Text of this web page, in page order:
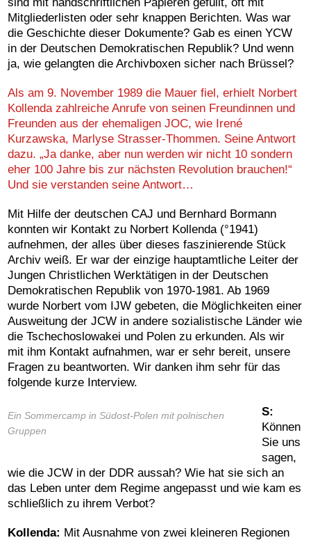
Mitgliederlisten oder sehr knappen Berichten. Was war
die Geschichte dieser Dokumente? Gab es einen YCW
in der Deutschen Demokratischen Republik? Und wenn
ja, wie gelangten die Archivboxen sicher nach Brüssel?
Als am 9. November 1989 die Mauer fiel, erhielt Norbert
Kollenda zahlreiche Anrufe von seinen Freundinnen und
Freunden aus derehemaligenJOC,wie Irené
Kurzawska, Marlyse Strasser-Thommen. Seine Antwort
dazu. „Ja danke, aber nun werden wir nicht 10 sondern
eher 100 Jahre bis zur nächsten Revolution brauchen!“
Und sie verstanden seine Antwort…
Mit Hilfe der deutschen CAJ und Bernhard Bormann
konnten wir Kontakt zu Norbert Kollenda (°1941)
aufnehmen, der alles über dieses faszinierende Stück
Archiv weiß. Er war der einzige hauptamtliche Leiter der
Jungen Christlichen Werktätigen in der Deutschen
Demokratischen Republik von 1970-1981. Ab 1969
wurde Norbert vom IJW gebeten, die Möglichkeiten einer
Ausweitung der JCW in andere sozialistische Länder wie
die Tschechoslowakei und Polen zu erkunden. Als wir
mit ihm Kontakt aufnahmen, war er sehr bereit, unsere
Fragen zu beantworten. Wir danken ihm sehr für das
folgende kurze Interview.
Ein Sommercamp in Südost-Polen mit polnischen
Gruppen
S:
Können
Sie uns
sagen,
wie die JCW in der DDR aussah? Wie hat sie sich an
das Leben unter dem Regime angepasst und wie kam es
schließlich zu ihrem Verbot?
Kollenda: Mit Ausnahme von zwei kleineren Regionen